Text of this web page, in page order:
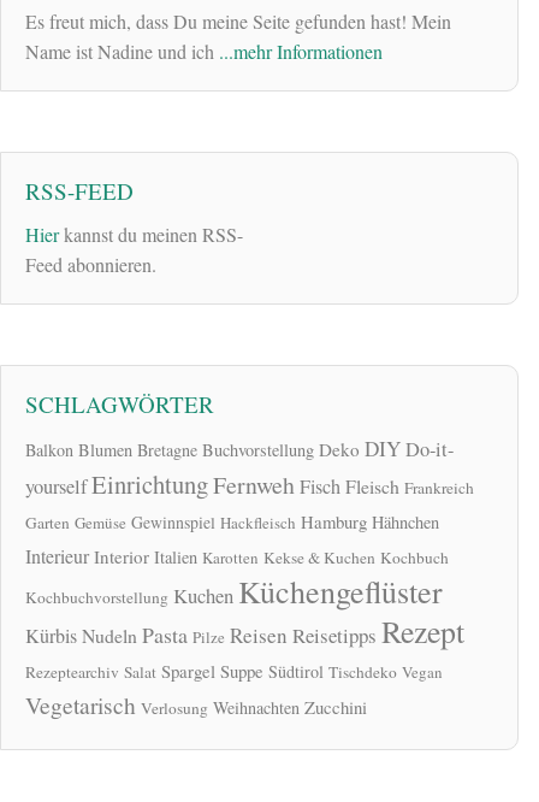
Es freut mich, dass Du meine Seite gefunden hast! Mein
Name ist Nadine und ich ...mehr Informationen
RSS-FEED
Hierkannst du meinen RSS-
Feed abonnieren.
SCHLAGWÖRTER
Balkon Blumen Bretagne Buchvorstellung Deko DIYDo-it-
yourselfEinrichtungFernwehFischFleisch Frankreich
Garten Gemüse Gewinnspiel Hackfleisch Hamburg Hähnchen
Interieur Interior Italien Karotten Kekse & Kuchen Kochbuch
Kochbuchvorstellung Kuchen Küchengeflüster
KürbisNudelnPasta Pilze Reisen Reisetipps Rezept
Rezeptearchiv Salat Spargel Suppe Südtirol Tischdeko Vegan
Vegetarisch Verlosung Weihnachten Zucchini